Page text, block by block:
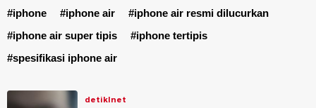
#iphone #iphone air
#iphone air resmi dilucurkan
#iphone air super tipis
#iphone tertipis
#spesifikasi iphone air
detikInet